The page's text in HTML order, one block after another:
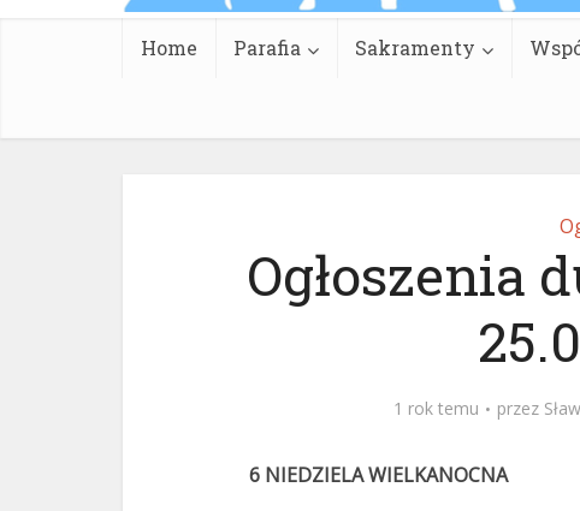
Home Parafia Sakramenty
Ogłoszenia
1 rok temu przez
6 NIEDZIELA WIELKANOCNA